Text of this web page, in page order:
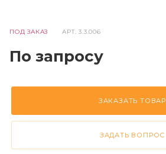
ПОД ЗАКАЗ АРТ.3.3.006
По запросу
ЗАКАЗАТЬ ТОВАР
ЗАДАТЬ ВОПРОС